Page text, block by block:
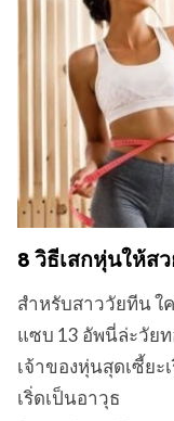
8 วิธีเสกหุ่นให้ส
สำหรับสาววัยทีน ใ
แซบ 13 อัพนี่ล่ะวัยท
เจ้าของหุ่นสุดเซี้ย
เริ่ดเป็นอาวุธ